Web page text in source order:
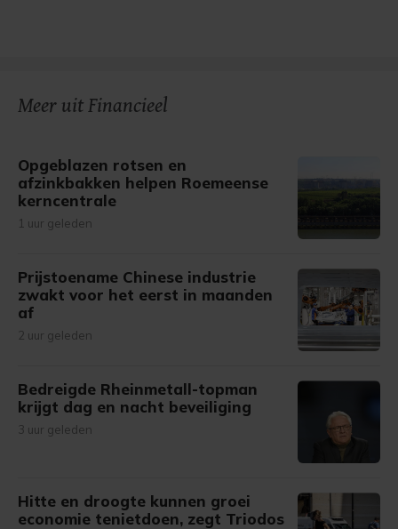
Meer uit Financieel
Opgeblazen rotsen en
afzinkbakken helpen Roemeense
kerncentrale
1 uur geleden
Prijstoename Chinese industrie
zwakt voor het eerst in maanden
af
2 uur geleden
Bedreigde Rheinmetall-topman
krijgt dag en nacht beveiliging
3 uur geleden
Hitte en droogte kunnen groei
economie tenietdoen, zegt Triodos